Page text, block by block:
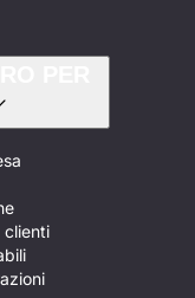
clienti